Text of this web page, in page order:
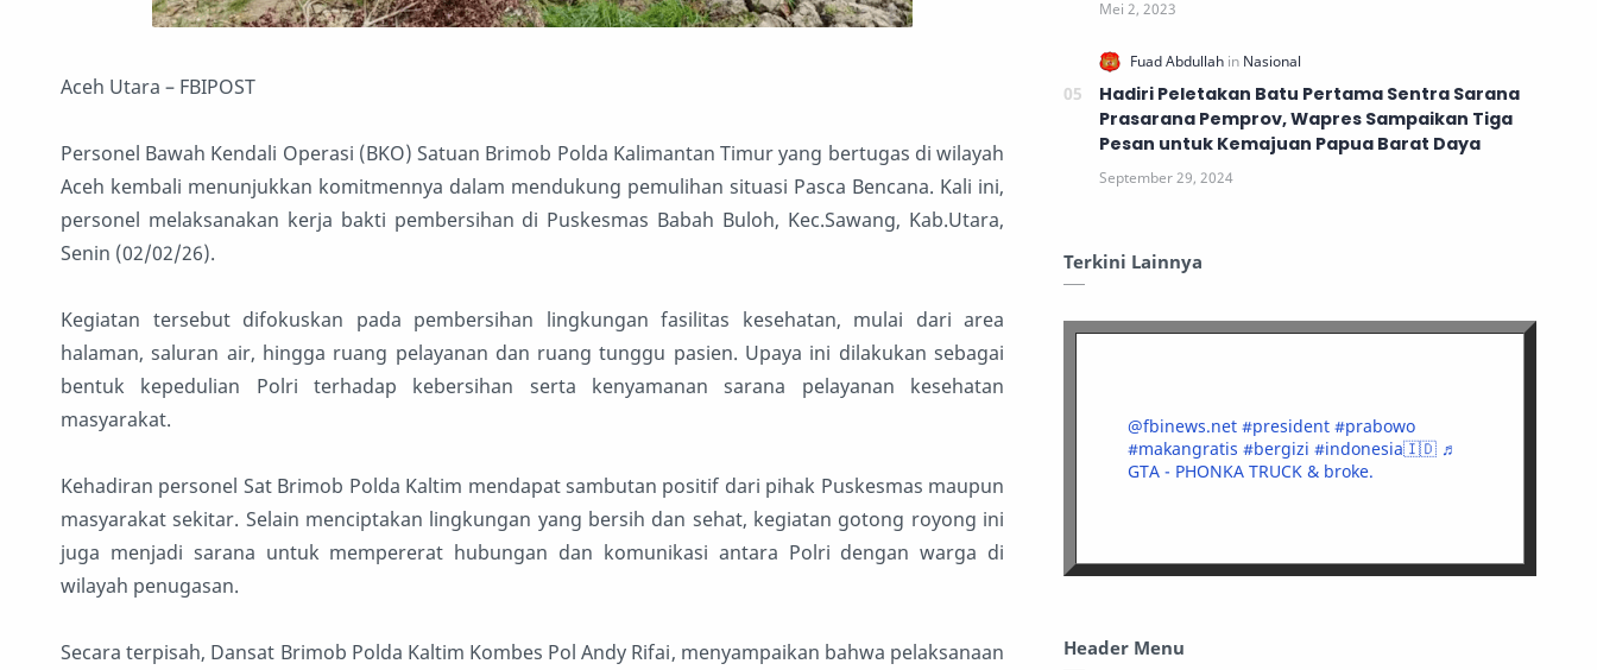
Aceh Utara – FBIPOST
Personel Bawah Kendali Operasi (BKO) Satuan Brimob Polda Kalimantan Timur yang bertugas di wilayah
Aceh kembali menunjukkan komitmennya dalam mendukung pemulihan situasi Pasca Bencana. Kali ini,
personel melaksanakan kerja bakti pembersihan di Puskesmas Babah Buloh, Kec.Sawang, Kab.Utara,
Senin (02/02/26).
Kegiatan tersebut difokuskan pada pembersihan lingkungan fasilitas kesehatan, mulai dari area
halaman, saluran air, hingga ruang pelayanan dan ruang tunggu pasien. Upaya ini dilakukan sebagai
bentuk kepedulian Polri terhadap kebersihan serta kenyamanan sarana pelayanan kesehatan
masyarakat.
Kehadiran personel Sat Brimob Polda Kaltim mendapat sambutan positif dari pihak Puskesmas maupun
masyarakat sekitar. Selain menciptakan lingkungan yang bersih dan sehat, kegiatan gotong royong ini
juga menjadi sarana untuk mempererat hubungan dan komunikasi antara Polri dengan warga di
wilayah penugasan.
Secara terpisah, Dansat Brimob Polda Kaltim Kombes Pol Andy Rifai, menyampaikan bahwa pelaksanaan
Hadiri Peletakan Batu Pertama Sentra Sarana
Prasarana Pemprov, Wapres Sampaikan Tiga
Pesan untuk Kemajuan Papua Barat Daya
Terkini Lainnya
@fbinews.net #president #prabowo
#makangratis #bergizi #indonesia🇮🇩 ♬
GTA - PHONKA TRUCK & broke.
Header Menu